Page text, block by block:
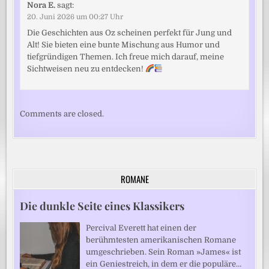
Nora E. sagt:
20. Juni 2026 um 00:27 Uhr
Die Geschichten aus Oz scheinen perfekt für Jung und
Alt! Sie bieten eine bunte Mischung aus Humor und
tiefgründigen Themen. Ich freue mich darauf, meine
Sichtweisen neu zu entdecken!
Comments are closed.
ROMANE
Die dunkle Seite eines Klassikers
Percival Everett hat einen der
berühmtesten amerikanischen Romane
umgeschrieben. Sein Roman »James« ist
ein Geniestreich, in dem er die populäre…